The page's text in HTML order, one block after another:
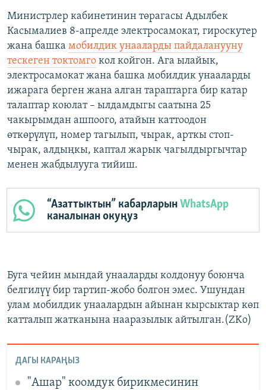
Министрлер кабинетинин төрагасы Адылбек
Касымалиев 8-апрелде электросамокат, гироскутер
жана башка мобилдик унааларды пайдаланууну
тескеген токтомго кол койгон. Ага ылайык,
электросамокат жана башка мобилдик унааларды
ижарага берген жана алган тараптарга бир катар
талаптар коюлат – ылдамдыгы саатына 25
чакырымдан ашпоого, атайын каттоодон
өткөрүлүп, номер тагылып, чырак, арткы стоп-
чырак, алдыңкы, каптал жарык чагылдыргычтар
менен жабдылууга тийиш.
“Азаттыктын” кабарларынWhatsApp
каналынан окуңуз
Буга чейин мындай унааларды колдонуу боюнча
белгилүү бир тартип-жобо болгон эмес. Ушундан
улам мобилдик унаалардын айынан кырсыктар көп
катталып жатканына нааразылык айтылган.(ZKo)
ДАГЫ КАРАҢЫЗ
"Ашар" коомдук бирикмесинин